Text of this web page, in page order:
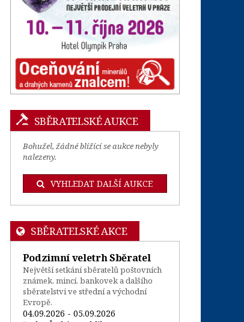
SBĚRATELSKÉ AUKCE
Bohužel, žádné blížící se aukce nebyly
nalezeny.
VYHLEDAT DALŠÍ AUKCE
SBĚRATELSKÉ AKCE
Podzimní veletrh Sběratel
Největší setkání sběratelů poštovních
známek, mincí, bankovek a dalšího
sběratelstvi ve střední a východní
Evropě.
04.09.2026 - 05.09.2026